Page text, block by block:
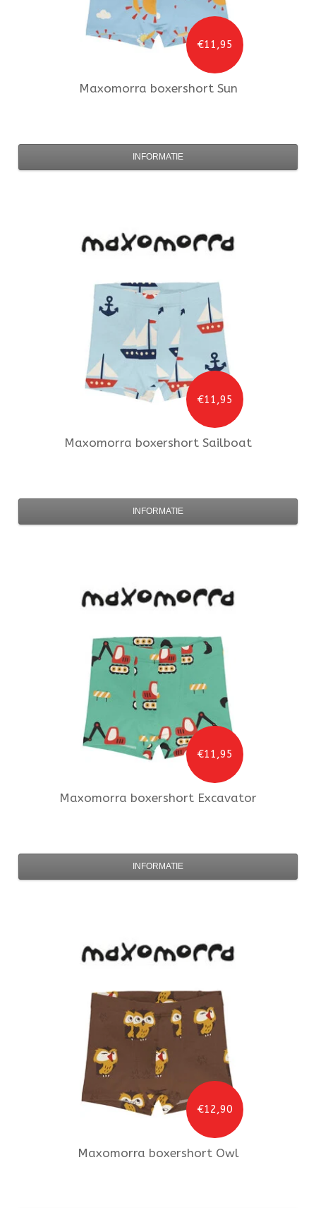
€11,95
Maxomorra boxershort Sun
INFORMATIE
€11,95
Maxomorra boxershort Sailboat
INFORMATIE
€11,95
Maxomorra boxershort Excavator
INFORMATIE
€12,90
Maxomorra boxershort Owl